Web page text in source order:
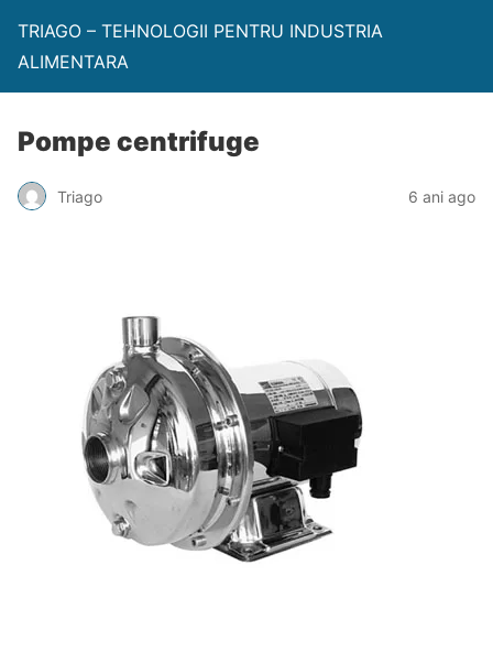
TRIAGO – TEHNOLOGII PENTRU INDUSTRIA
ALIMENTARA
Pompe centrifuge
Triago 6 ani ago